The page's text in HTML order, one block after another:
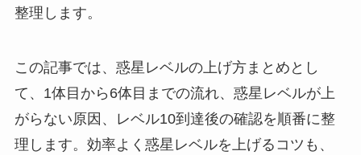
整理します。
この記事では、惑星レベルの上げ方まとめとし
て、1体目から6体目までの流れ、惑星レベルが上
がらない原因、レベル10到達後の確認を順番に整
理します。効率よく惑星レベルを上げるコツも、